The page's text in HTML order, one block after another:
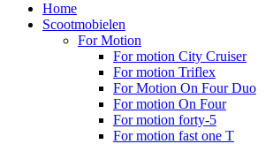
Home
Scootmobielen
For Motion
For motion City Cruiser
For motion Triflex
For Motion On Four Duo
For motion On Four
For motion forty-5
For motion fast one T